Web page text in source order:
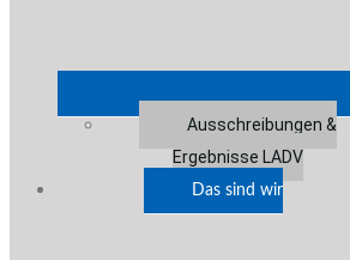
Ausschreibungen &
Ergebnisse LADV
Das sind wir